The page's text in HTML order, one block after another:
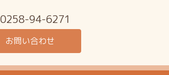
0258-94-6271
お問い合わせ